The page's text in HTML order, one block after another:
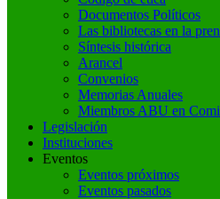
Documentos Políticos
Las bibliotecas en la
Síntesis histórica
Arancel
Convenios
Memorias Anuales
Miembros ABU en
Legislación
Instituciones
Eventos
Eventos próximos
Eventos pasados